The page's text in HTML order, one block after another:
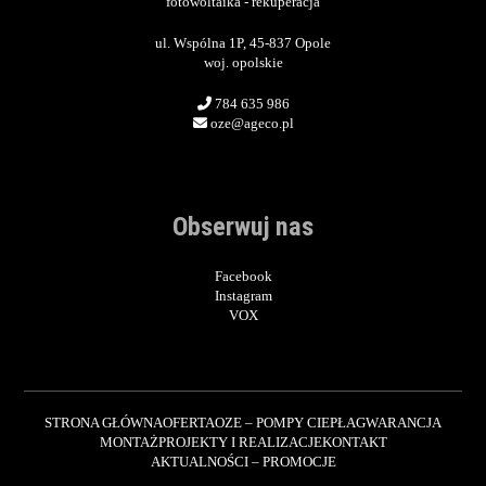
ul. Wspólna 1P, 45-837 Opole
woj. opolskie
784 635 986
oze@ageco.pl
Obserwuj nas
Facebook
Instagram
VOX
STRONA GŁÓWNAOFERTAOZE – POMPY CIEPŁAGWARANCJA
MONTAŻPROJEKTY I REALIZACJEKONTAKT
AKTUALNOŚCI – PROMOCJE